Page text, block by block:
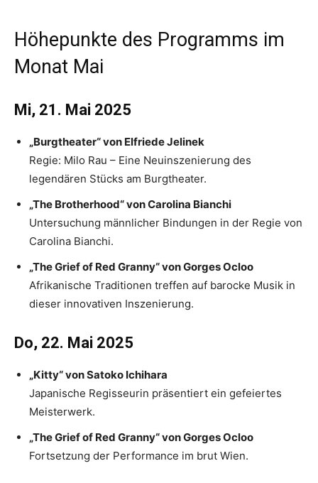
Höhepunkte des Programms im
Monat Mai
Mi, 21. Mai 2025
„Burgtheater“ von Elfriede Jelinek
Regie: Milo Rau – Eine Neuinszenierung des
legendären Stücks am Burgtheater.
„The Brotherhood“ von Carolina Bianchi
Untersuchung männlicher Bindungen in der Regie von
Carolina Bianchi.
„The Grief of Red Granny“ von Gorges Ocloo
Afrikanische Traditionen treffen auf barocke Musik in
dieser innovativen Inszenierung.
Do, 22. Mai 2025
„Kitty“ von Satoko Ichihara
Japanische Regisseurin präsentiert ein gefeiertes
Meisterwerk.
„The Grief of Red Granny“ von Gorges Ocloo
Fortsetzung der Performance im brut Wien.